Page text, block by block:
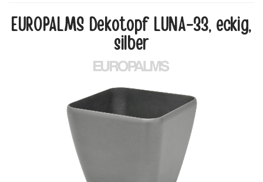
EUROPALMS Dekotopf LUNA-33, eckig,
silber